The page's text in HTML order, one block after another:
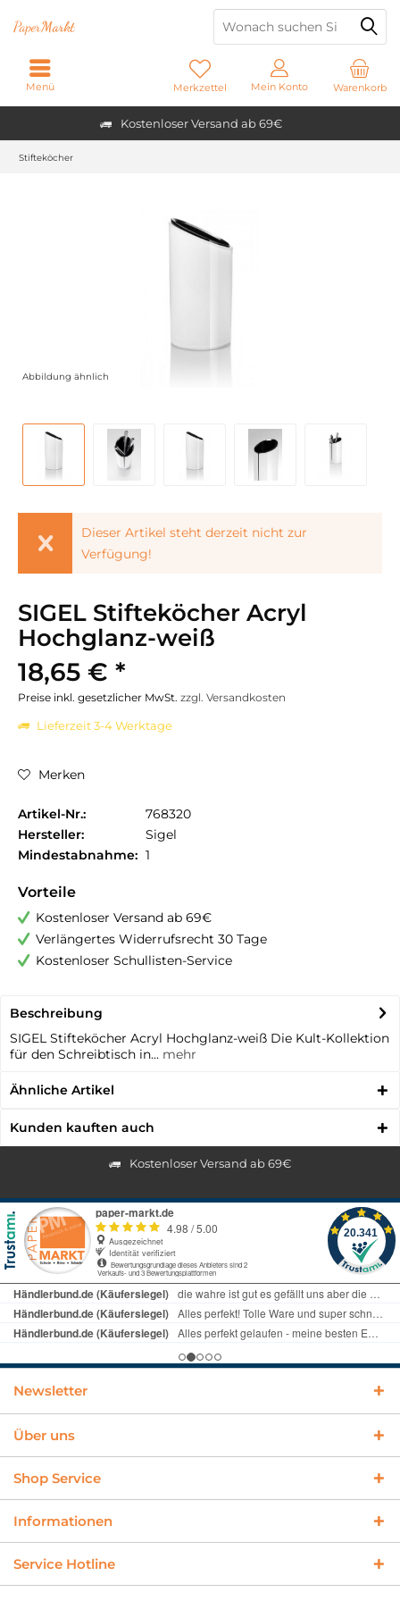
Kostenloser Versand ab 69€
PaperMarkt
Warenkorb
Merkzettel Mein Konto
Menü
Stifteköcher
Abbildung ähnlich
Dieser Artikel steht derzeit nicht zur
Verfügung!
SIGEL Stifteköcher Acryl
Hochglanz-weiß
18,65 € *
Preise inkl. gesetzlicher MwSt. zzgl. Versandkosten
Lieferzeit 3-4 Werktage
Merken
Artikel-Nr.:
768320
Hersteller:
Sigel
Mindestabnahme: 1
Vorteile
Kostenloser Versand ab 69€
Verlängertes Widerrufsrecht 30 Tage
Kostenloser Schullisten-Service
Beschreibung
SIGEL Stifteköcher Acryl Hochglanz-weiß Die Kult-Kollektion
für den Schreibtisch in... mehr
Ähnliche Artikel
Kunden kauften auch
Kostenloser Versand ab 69€
Newsletter
Über uns
Shop Service
Informationen
Service Hotline